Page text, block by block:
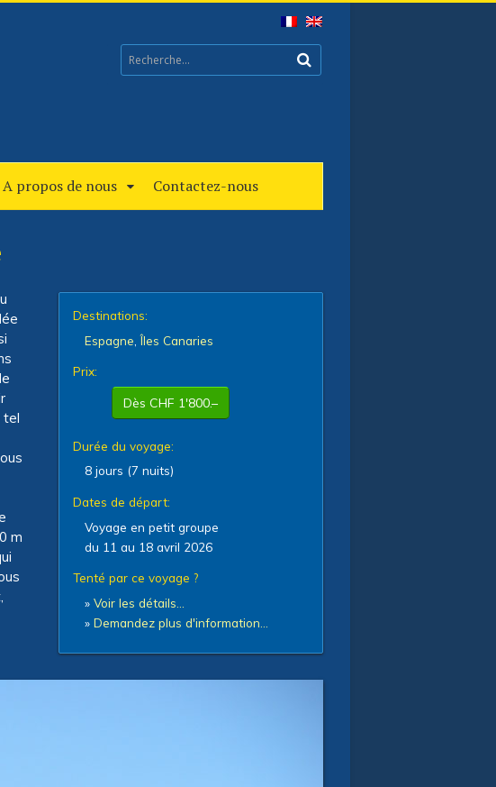
A propos de nous Contactez-nous
tel
m
Destinations:
Espagne ,Îles Canaries
Prix:
Dès CHF 1'800.–
Durée du voyage:
8 jours (7 nuits)
Dates de départ:
Voyage en petit groupe
du 11 au 18 avril 2026
Tenté par ce voyage ?
»Voir les détails...
»Demandez plus d'information...